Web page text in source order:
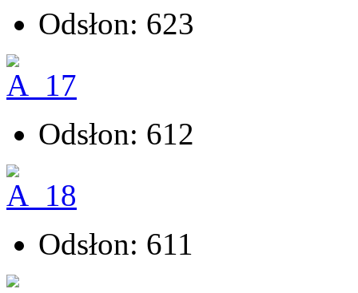
Odsłon: 623
Odsłon: 612
Odsłon: 611